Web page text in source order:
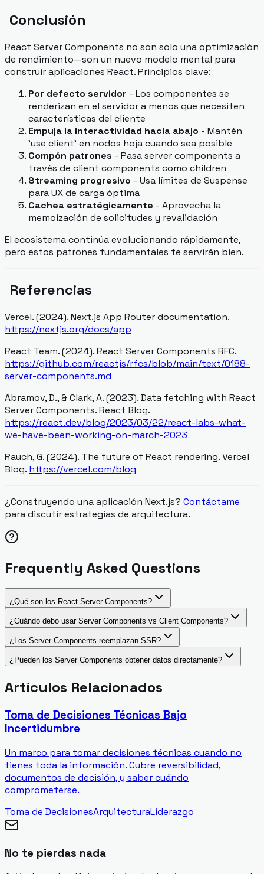
Conclusión
React Server Components no son solo una optimización
de rendimiento—son un nuevo modelo mental para
construir aplicaciones React. Principios clave:
Por defecto servidor - Los componentes se
renderizan en el servidor a menos que necesiten
características del cliente
Empuja la interactividad hacia abajo - Mantén
'use client' en nodos hoja cuando sea posible
Compón patrones - Pasa server components a
través de client components como children
Streaming progresivo - Usa límites de Suspense
para UX de carga óptima
Cachea estratégicamente - Aprovecha la
memoización de solicitudes y revalidación
El ecosistema continúa evolucionando rápidamente,
pero estos patrones fundamentales te servirán bien.
Referencias
Vercel. (2024).Next.js App Router documentation.
https://nextjs.org/docs/app
React Team. (2024).React Server Components RFC.
https://github.com/reactjs/rfcs/blob/main/text/0188-
server-components.md
Abramov, D., & Clark, A. (2023).Data fetching with React
Server Components. React Blog.
https://react.dev/blog/2023/03/22/react-labs-what-
we-have-been-working-on-march-2023
Rauch, G. (2024). The future of React rendering. Vercel
Blog. https://vercel.com/blog
¿Construyendo una aplicación Next.js? Contáctame
para discutir estrategias de arquitectura.
Frequently Asked Questions
¿Qué son los React Server Components?
¿Cuándo debo usar Server Components vs Client Components?
¿Los Server Components reemplazan SSR?
¿Pueden los Server Components obtener datos directamente?
Artículos Relacionados
Toma de Decisiones Técnicas Bajo
Incertidumbre
Un marco para tomar decisiones técnicas cuando no
tienes toda la información. Cubre reversibilidad,
documentos de decisión, y saber cuándo
comprometerse.
Toma de DecisionesArquitecturaLiderazgo
No te pierdas nada